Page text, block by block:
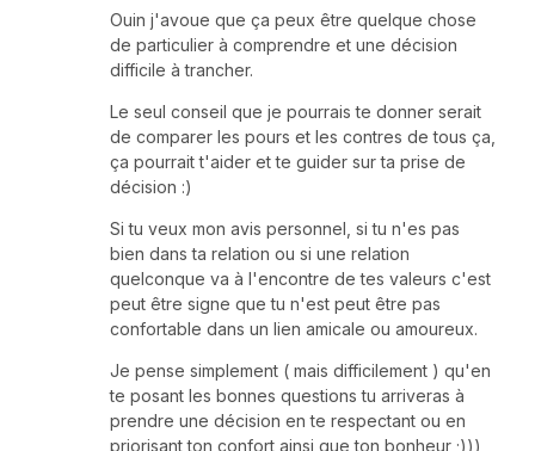
Ouin j'avoue que ça peux être quelque chose
de particulier à comprendre et une décision
difficile à trancher.
Le seul conseil que je pourrais te donner serait
de comparer les pours et les contres de tous ça,
ça pourrait t'aider et te guider sur ta prise de
décision :)
Si tu veux mon avis personnel, si tu n'es pas
bien dans ta relation ou si une relation
quelconque va à l'encontre de tes valeurs c'est
peut être signe que tu n'est peut être pas
confortable dans un lien amicale ou amoureux.
Je pense simplement ( mais difficilement ) qu'en
te posant les bonnes questions tu arriveras à
prendre une décision en te respectant ou en
priorisant ton confort ainsi que ton bonheur ;)))